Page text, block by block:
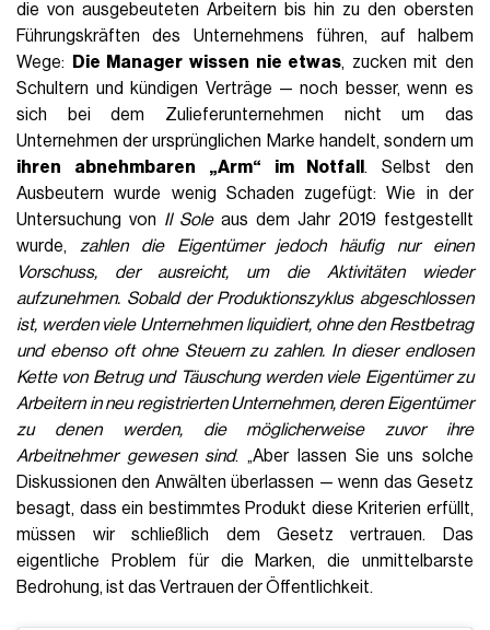
die von ausgebeuteten Arbeitern bis hin zu den obersten
Führungskräften des Unternehmens führen, auf halbem
Wege:
Die Manager wissen nie etwas, zucken mit den
Schultern und kündigen Verträge — noch besser, wenn es
sich bei dem Zulieferunternehmen nicht um das
Unternehmen der ursprünglichen Marke handelt, sondern um
ihren abnehmbaren „Arm“ im Notfall . Selbst den
Ausbeutern wurde wenig Schaden zugefügt: Wie in der
Untersuchung von Il Soleaus dem Jahr 2019 festgestellt
wurde, zahlen die Eigentümer jedoch häufig nur einen
Vorschuss, der ausreicht, um die Aktivitäten wieder
aufzunehmen. Sobald der Produktionszyklus abgeschlossen
ist, werden viele Unternehmen liquidiert, ohne den Restbetrag
und ebenso oft ohne Steuern zu zahlen. In dieser endlosen
Kette von Betrug und Täuschung werden viele Eigentümer zu
Arbeitern in neu registrierten Unternehmen, deren Eigentümer
zu denen werden, die möglicherweise zuvor ihre
Arbeitnehmer gewesen sind. „Aber lassen Sie uns solche
Diskussionen den Anwälten überlassen — wenn das Gesetz
besagt, dass ein bestimmtes Produkt diese Kriterien erfüllt,
müssen wir schließlich dem Gesetz vertrauen. Das
eigentliche Problem für die Marken, die unmittelbarste
Bedrohung, ist das Vertrauen der Öffentlichkeit.